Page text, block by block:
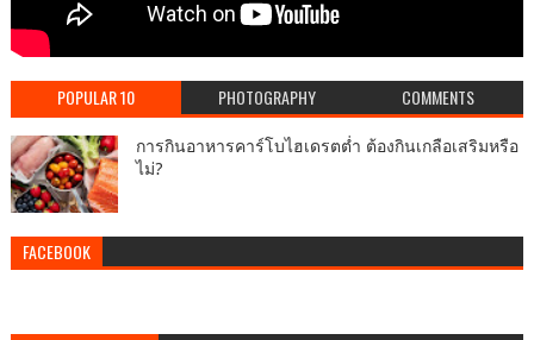
POPULAR 10 PHOTOGRAPHY COMMENTS
การกินอาหารคาร์โบไฮเดรตต่ำ ต้องกินเกลือเสริมหรือ
ไม่?
FACEBOOK